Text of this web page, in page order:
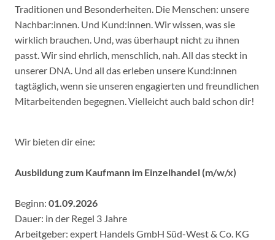
Traditionen und Besonderheiten. Die Menschen: unsere
Nachbar:innen. Und Kund:innen. Wir wissen, was sie
wirklich brauchen. Und, was überhaupt nicht zu ihnen
passt. Wir sind ehrlich, menschlich, nah. All das steckt in
unserer DNA. Und all das erleben unsere Kund:innen
tagtäglich, wenn sie unseren engagierten und freundlichen
Mitarbeitenden begegnen. Vielleicht auch bald schon dir!
Wir bieten dir eine:
Ausbildung zum Kaufmann im Einzelhandel (m/w/x)
Beginn: 01.09.2026
Dauer: in der Regel 3 Jahre
Arbeitgeber: expert Handels GmbH Süd-West & Co. KG